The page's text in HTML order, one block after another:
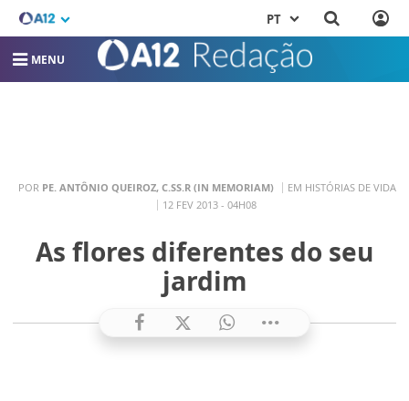
PT
MENU
POR PE. ANTÔNIO QUEIROZ, C.SS.R (IN MEMORIAM)
EM HISTÓRIAS DE VIDA
12 FEV 2013 - 04H08
As flores diferentes do seu
jardim